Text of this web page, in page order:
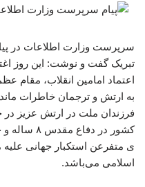
سرپرست وزارت اطلاعات در
تبریک گفت و نوشت: این روز
اعتماد امامین انقلاب، مقام
به ارتش و ترجمان خاطرات
فرزندان ملت در ارتش عزیز در
کشور در
ی متفرعن استکبار جهانی
اسلامی می‌باشد.